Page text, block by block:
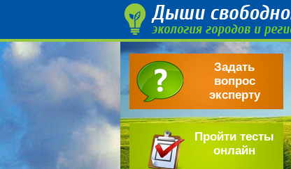
Задать
вопрос
эксперту
Пройти тесты
онлайн